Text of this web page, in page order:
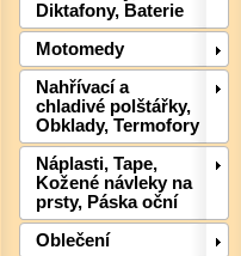
Diktafony, Baterie
Motomedy
Nahřívací a
chladivé polštářky,
Obklady, Termofory
Náplasti, Tape,
Kožené návleky na
prsty, Páska oční
Oblečení